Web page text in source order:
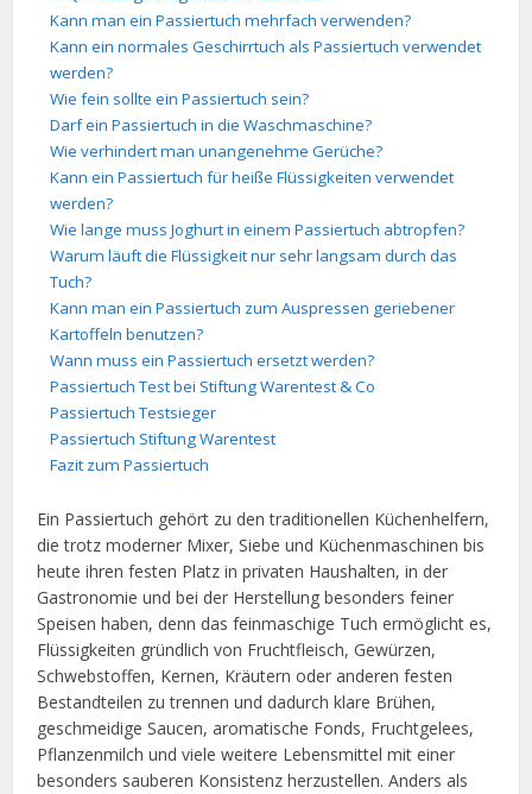
Kann man ein Passiertuch mehrfach verwenden?
Kann ein normales Geschirrtuch als Passiertuch verwendet
werden?
Wie fein sollte ein Passiertuch sein?
Darf ein Passiertuch in die Waschmaschine?
Wie verhindert man unangenehme Gerüche?
Kann ein Passiertuch für heiße Flüssigkeiten verwendet
werden?
Wie lange muss Joghurt in einem Passiertuch abtropfen?
Warum läuft die Flüssigkeit nur sehr langsam durch das
Tuch?
Kann man ein Passiertuch zum Auspressen geriebener
Kartoffeln benutzen?
Wann muss ein Passiertuch ersetzt werden?
Passiertuch Test bei Stiftung Warentest & Co
Passiertuch Testsieger
Passiertuch Stiftung Warentest
Fazit zum Passiertuch
Ein Passiertuch gehört zu den traditionellen Küchenhelfern,
die trotz moderner Mixer, Siebe und Küchenmaschinen bis
heute ihren festen Platz in privaten Haushalten, in der
Gastronomie und bei der Herstellung besonders feiner
Speisen haben, denn das feinmaschige Tuch ermöglicht es,
Flüssigkeiten gründlich von Fruchtfleisch, Gewürzen,
Schwebstoffen, Kernen, Kräutern oder anderen festen
Bestandteilen zu trennen und dadurch klare Brühen,
geschmeidige Saucen, aromatische Fonds, Fruchtgelees,
Pflanzenmilch und viele weitere Lebensmittel mit einer
besonders sauberen Konsistenz herzustellen. Anders als